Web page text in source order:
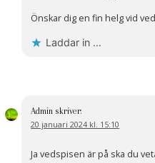
Önskar dig en fin helg vid
Laddar in …
Admin skriver:
20 januari 2024 kl. 15:10
Ja vedspisen är på ska du